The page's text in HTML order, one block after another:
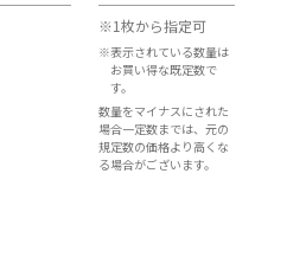
※1枚から指定可
※表示されている数量は
お買い得な既定数で
す。
数量をマイナスにされた
場合一定数までは、元の
規定数の価格より高くな
る場合がございます。